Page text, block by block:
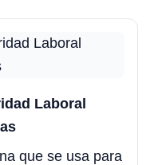
Laboral
que se usa para